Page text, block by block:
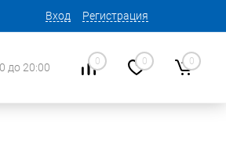
Вход Регистрация
до 20:00 0 0 0